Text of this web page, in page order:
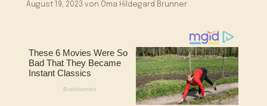
August 19, 2023 von Oma Hildegard Brunner